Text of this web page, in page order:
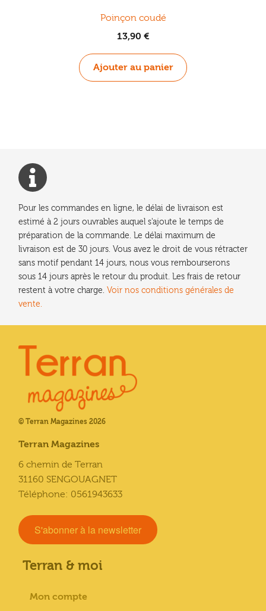
Poinçon coudé
13,90 €
Ajouter au panier
Pour les commandes en ligne, le délai de livraison est
estimé à 2 jours ouvrables auquel s'ajoute le temps de
préparation de la commande. Le délai maximum de
livraison est de 30 jours. Vous avez le droit de vous rétracter
sans motif pendant 14 jours, nous vous rembourserons
sous 14 jours après le retour du produit. Les frais de retour
restent à votre charge. Voir nos conditions générales de
vente.
© Terran Magazines 2026
Terran Magazines
6 chemin de Terran
31160 SENGOUAGNET
Téléphone: 0561943633
S'abonner à la newsletter
Terran & moi
Mon compte